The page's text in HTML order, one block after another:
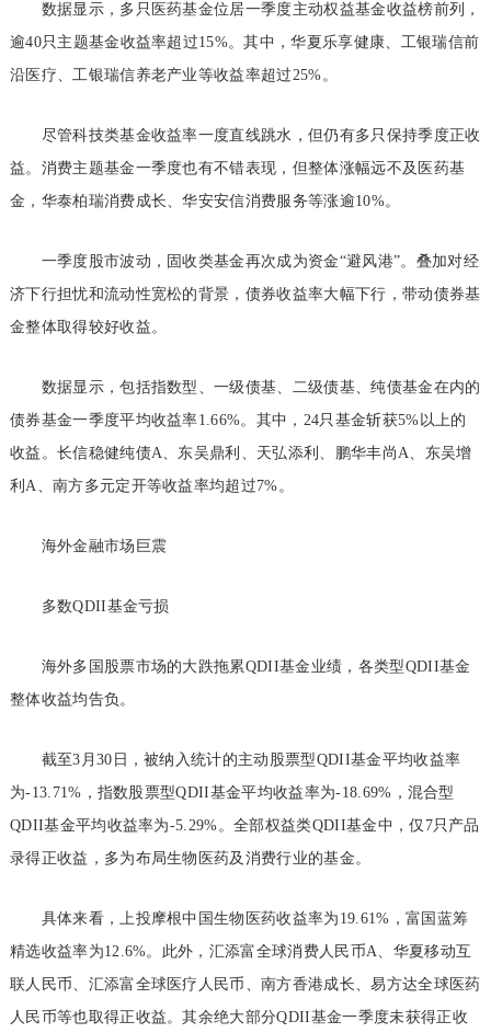
数据显示，多只医药基金位居一季度主动权益基金收益榜前列，
逾40只主题基金收益率超过15%。其中，华夏乐享健康、工银瑞信前
沿医疗、工银瑞信养老产业等收益率超过25%。
尽管科技类基金收益率一度直线跳水，但仍有多只保持季度正收
益。消费主题基金一季度也有不错表现，但整体涨幅远不及医药基
金，华泰柏瑞消费成长、华安安信消费服务等涨逾10%。
一季度股市波动，固收类基金再次成为资金“避风港”。叠加对经
济下行担忧和流动性宽松的背景，债券收益率大幅下行，带动债券基
金整体取得较好收益。
数据显示，包括指数型、一级债基、二级债基、纯债基金在内的
债券基金一季度平均收益率1.66%。其中，24只基金斩获5%以上的
收益。长信稳健纯债A、东吴鼎利、天弘添利、鹏华丰尚A、东吴增
利A、南方多元定开等收益率均超过7%。
海外金融市场巨震
多数QDII基金亏损
海外多国股票市场的大跌拖累QDII基金业绩，各类型QDII基金
整体收益均告负。
截至3月30日，被纳入统计的主动股票型QDII基金平均收益率
为-13.71%，指数股票型QDII基金平均收益率为-18.69%，混合型
QDII基金平均收益率为-5.29%。全部权益类QDII基金中，仅7只产品
录得正收益，多为布局生物医药及消费行业的基金。
具体来看，上投摩根中国生物医药收益率为19.61%，富国蓝筹
精选收益率为12.6%。此外，汇添富全球消费人民币A、华夏移动互
联人民币、汇添富全球医疗人民币、南方香港成长、易方达全球医药
人民币等也取得正收益。其余绝大部分QDII基金一季度未获得正收